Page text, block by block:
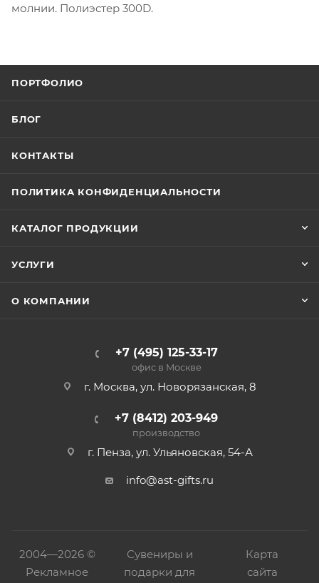
молнии. Полиэстер 300D.
ПОРТФОЛИО
БЛОГ
КОНТАКТЫ
ПОЛИТИКА КОНФИДЕНЦИАЛЬНОСТИ
КАТАЛОГ ПРОДУКЦИИ
УСЛУГИ
О КОМПАНИИ
+7 (495) 125-33-17
офис в Москве
г. Москва, ул. Новорязанская, 8
+7 (8412) 203-949
производство
г. Пенза, ул. Ульяновская, 54-А
info@ast-gifts.ru
2004—2026 ©
Рекламное
Сувениры и
подарки для
Карта
сайта